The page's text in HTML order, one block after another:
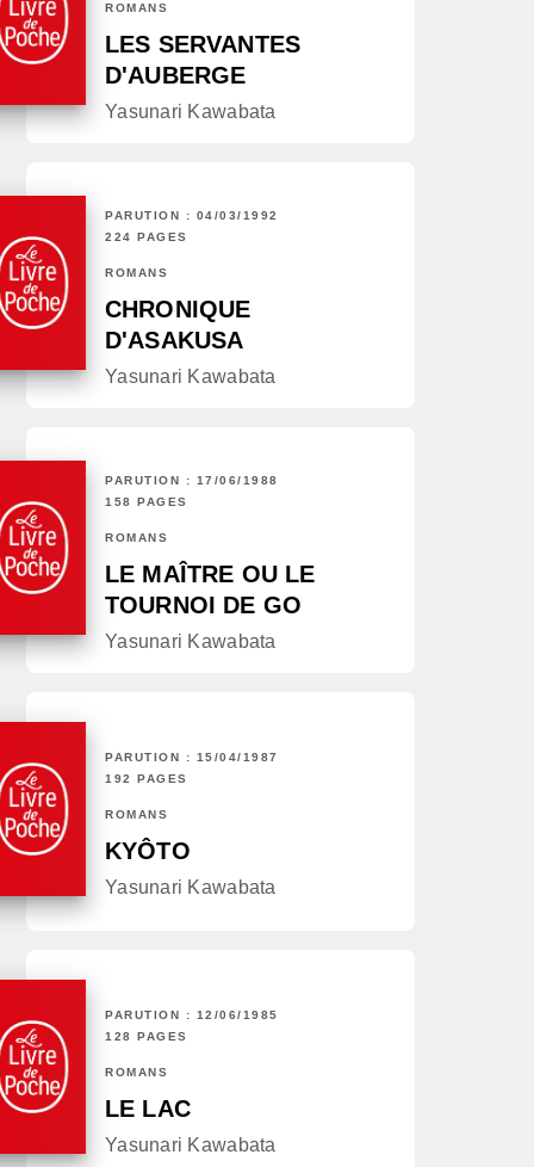
ROMANS
LES SERVANTES
D'AUBERGE
Yasunari Kawabata
PARUTION : 04/03/1992
224 PAGES
ROMANS
CHRONIQUE
D'ASAKUSA
Yasunari Kawabata
PARUTION : 17/06/1988
158 PAGES
ROMANS
LE MAÎTRE OU LE
TOURNOI DE GO
Yasunari Kawabata
PARUTION : 15/04/1987
192 PAGES
ROMANS
KYÔTO
Yasunari Kawabata
PARUTION : 12/06/1985
128 PAGES
ROMANS
LE LAC
Yasunari Kawabata